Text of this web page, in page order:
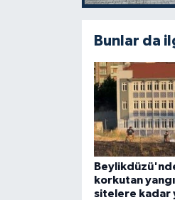
Bunlar da
korkutan
sitelere kadar